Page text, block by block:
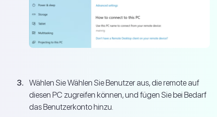
Wählen Sie Wählen Sie Benutzer aus, die remote auf
diesen PC zugreifen können, und fügen Sie bei Bedarf
das Benutzerkonto hinzu.